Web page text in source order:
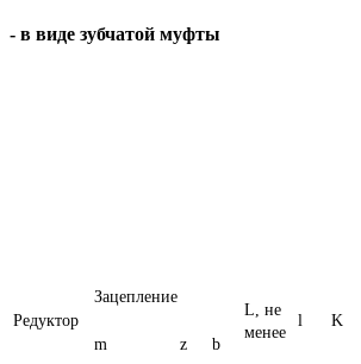
- в виде зубчатой муфты
Редуктор
Зацепление
L, не
менее
l K
m z b